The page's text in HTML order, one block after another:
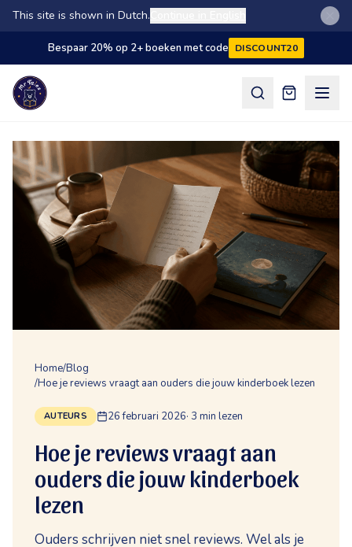
This site is shown in Dutch.
Bespaar 20% op 2+ boeken met code DISCOUNT20
Home/Blog
/Hoe je reviews vraagt aan ouders die jouw kinderboek lezen
AUTEURS 26 februari 2026· 3 min lezen
Hoe je reviews vraagt aan
ouders die jouw kinderboek
lezen
Ouders schrijven niet snel reviews. Wel als je